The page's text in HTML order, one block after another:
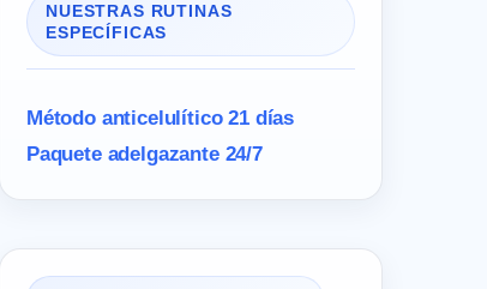
NUESTRAS RUTINAS
ESPECÍFICAS
Método anticelulítico 21 días
Paquete adelgazante 24/7